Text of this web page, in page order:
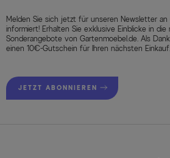
Melden Sie sich jetzt für unseren Newsletter
informiert! Erhalten Sie exklusive Einblicke in
Sonderangebote von Gartenmoebel.de. Als
einen 10€-Gutschein für Ihren nächsten Einkauf.
JETZT ABONNIEREN